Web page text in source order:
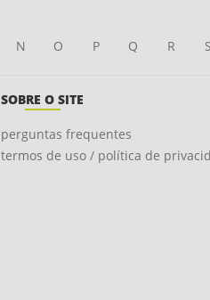
N O P Q R S
SOBRE O SITE
perguntas frequentes
termos de uso / política de